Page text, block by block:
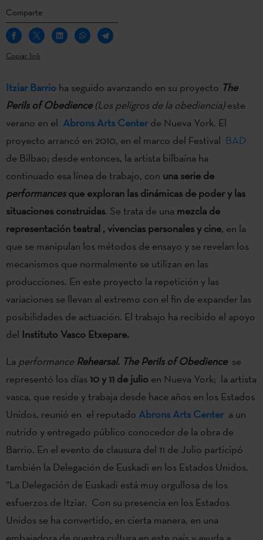
Comparte
Copiar link
Itziar Barrio ha seguido avanzando en su proyecto The
Perils of Obedience (Los peligros de la obediencia)este
verano en el Abrons Arts Centerde Nueva York. El
proyecto arrancó en 2010, en el marco del Festival BAD
de Bilbao; desde entonces, la artista bilbaína ha
continuado esa línea de trabajo, con una serie de
performancesque exploran las dinámicas de poder y las
situaciones construidas. Se trata de una mezcla de
representación teatral , vivencias personales y cine, en la
que se manipulan los métodos de ensayo y se revelan los
mecanismos que normalmente se utilizan en las
producciones. En este proyecto la repetición y las
variaciones se llevan al extremo con el fin de expander las
posibilidades de actuación. El trabajo ha recibido el apoyo
del Instituto Vasco Etxepare.
La performanceRehearsal. The Perils of Obediencese
representó los días10 y 11 de julio en Nueva York; la artista
vasca, que reside y trabaja desde hace años en los Estados
Unidos, reunió en el reputado Abrons Arts Centera un
nutrido y entregado público conocedor de la obra de
Barrio. En el evento de clausura del 11 de Julio participó
también la Delegación de Euskadi en los Estados Unidos.
“La Delegación de Euskadi está muy orgullosa de los
esfuerzos de Itziar. Con su presencia en los Estados
Unidos se ha convertido, en cierta manera, en una
embajadora de nuestra cultura en este país y ayuda a